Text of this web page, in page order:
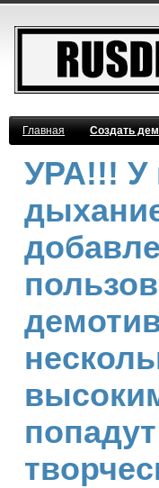
Главная Создать
УРА!!! У